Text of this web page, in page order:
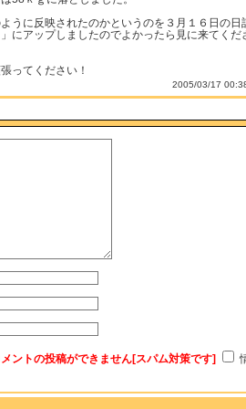
うに反映されたのかというのを３月１６日の日
」にアップしましたのでよかったら見に来てくだ
ってください！
2005/03/17
ントの投稿ができません[スパム対策です]